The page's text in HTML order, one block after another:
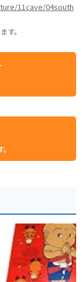
11cave/04south
す。